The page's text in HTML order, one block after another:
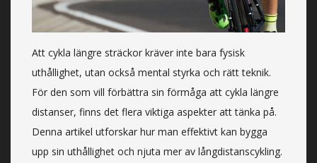
Att cykla längre sträckor kräver inte bara fysisk
uthållighet, utan också mental styrka och rätt teknik.
För den som vill förbättra sin förmåga att cykla längre
distanser, finns det flera viktiga aspekter att tänka på.
Denna artikel utforskar hur man effektivt kan bygga
upp sin uthållighet och njuta mer av långdistanscykling.